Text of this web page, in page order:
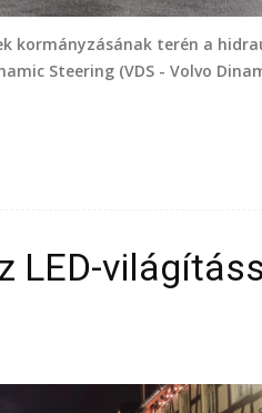
kormányzásának terén a
Steering (VDS - Volvo
LED-